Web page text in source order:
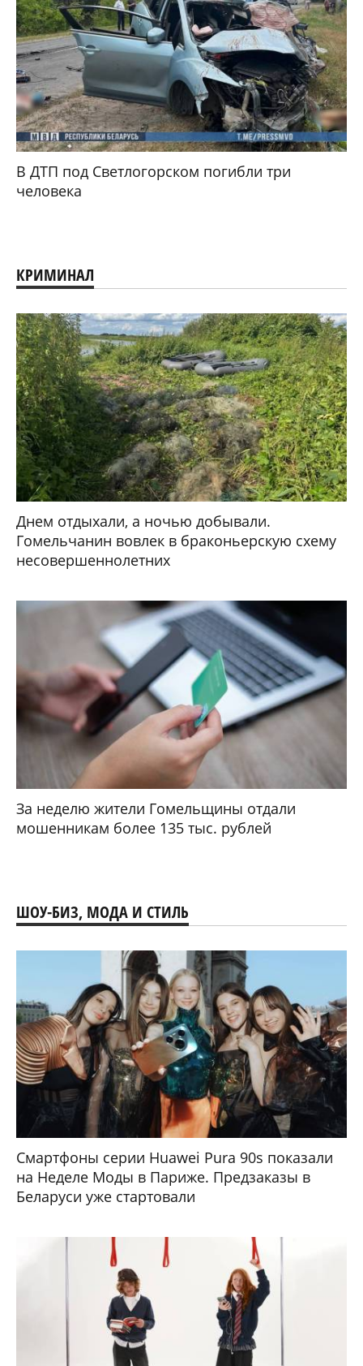
В ДТП под Светлогорском погибли три
человека
КРИМИНАЛ
Днем отдыхали, а ночью добывали.
Гомельчанин вовлек в браконьерскую схему
несовершеннолетних
За неделю жители Гомельщины отдали
мошенникам более 135 тыс. рублей
ШОУ-БИЗ, МОДА И СТИЛЬ
Смартфоны серии Huawei Pura 90s показали
на Неделе Моды в Париже. Предзаказы в
Беларуси уже стартовали